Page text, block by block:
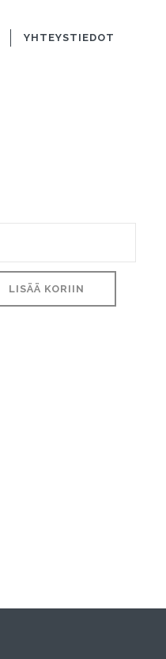
YHTEYSTIEDOT
LISÄÄ KORIIN